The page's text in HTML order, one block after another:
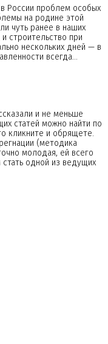
России проблем особых
на родине этой
чуть ранее в наших
строительство при
нескольких дней — в
всегда…
и не меньше
статей можно найти по
кликните и обрящете.
(методика
молодая, ей всего
одной из ведущих